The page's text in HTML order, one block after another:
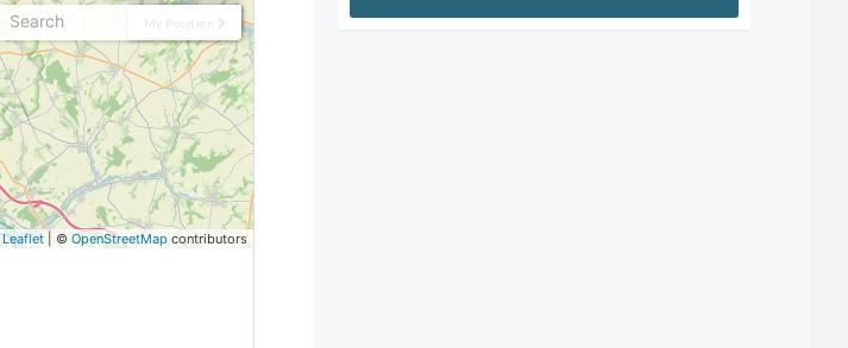
My Position
Leaflet| © OpenStreetMapcontributors